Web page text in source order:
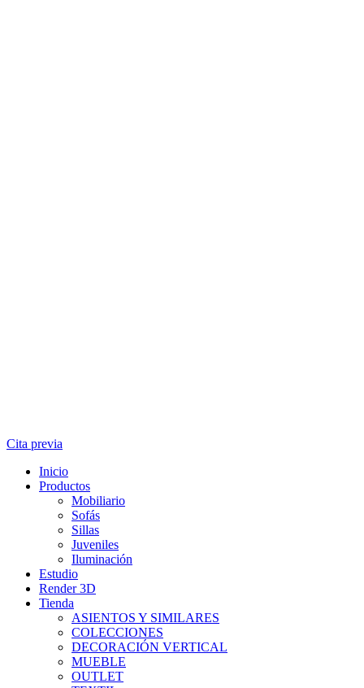
Cita previa
Inicio
Productos
Mobiliario
Sofás
Sillas
Juveniles
Iluminación
Estudio
Render 3D
Tienda
ASIENTOS Y SIMILARES
COLECCIONES
DECORACIÓN VERTICAL
MUEBLE
OUTLET